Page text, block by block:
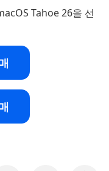
Tahoe 26을 선